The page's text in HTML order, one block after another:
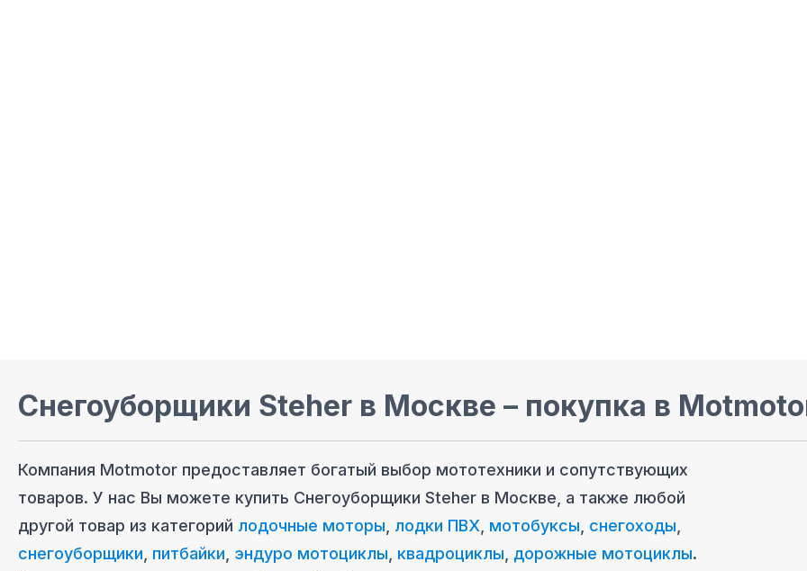
Снегоуборщики Steher в Москве – покупка в
Компания Motmotor предоставляет богатый выбор мототехники и сопутствующих
товаров. У нас Вы можете купить Снегоуборщики Steher в Москве , а также любой
другой товар из категорий лодочные моторы лодки ПВХ мотобуксы снегоходы
снегоуборщики питбайки эндуро мотоциклы квадроциклы дорожные мотоциклы.